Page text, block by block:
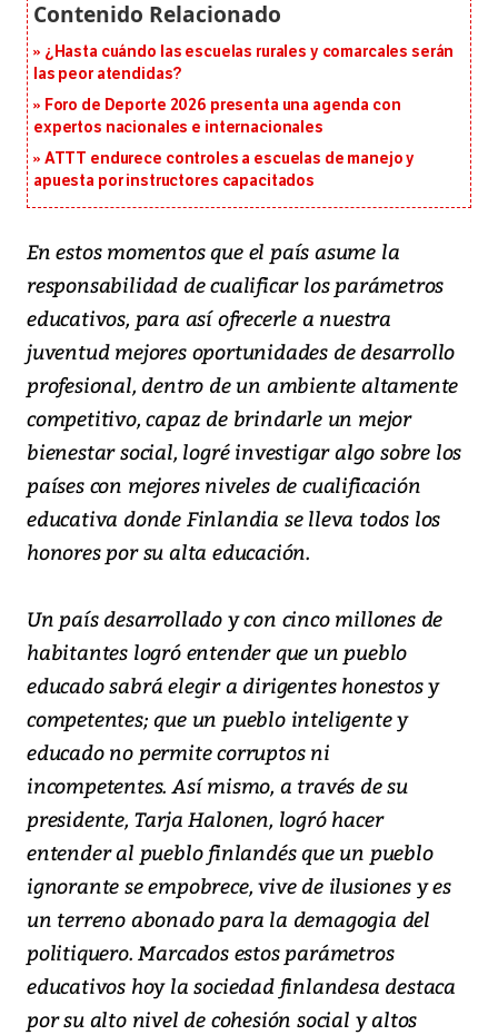
¿Hasta cuándo las escuelas rurales y comarcales serán
las peor atendidas?
Foro de Deporte 2026 presenta una agenda con
expertos nacionales e internacionales
ATTT endurece controles a escuelas de manejo y
apuesta por instructores capacitados
En estos momentos que el país asume la
responsabilidad de cualificar los parámetros
educativos, para así ofrecerle a nuestra
juventud mejores oportunidades de desarrollo
profesional, dentro de un ambiente altamente
competitivo, capaz de brindarle un mejor
bienestar social, logré investigar algo sobre los
países con mejores niveles de cualificación
educativa donde Finlandia se lleva todos los
honores por su alta educación.
Un país desarrollado y con cinco millones de
habitantes logró entender que un pueblo
educado sabrá elegir a dirigentes honestos y
competentes; que un pueblo inteligente y
educado no permite corruptos ni
incompetentes. Así mismo, a través de su
presidente, Tarja Halonen, logró hacer
entender al pueblo finlandés que un pueblo
ignorante se empobrece, vive de ilusiones y es
un terreno abonado para la demagogia del
politiquero. Marcados estos parámetros
educativos hoy la sociedad finlandesa destaca
por su alto nivel de cohesión social y altos